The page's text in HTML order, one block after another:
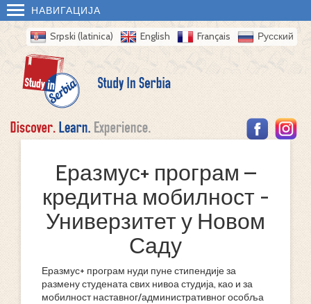
НАВИГАЦИЈА
Srpski (latinica) English Français Русский
Eразмус+ програм –
кредитна мобилност -
Универзитет у Новом
Саду
Еразмус+ програм нуди пуне стипендије за
размену студената свих нивоа студија, као и за
мобилност наставног/административног особља